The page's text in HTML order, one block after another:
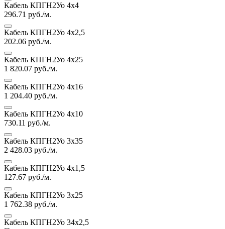
Кабель КПГН2Уо 4х4
296.71 руб./м.
Кабель КПГН2Уо 4х2,5
202.06 руб./м.
Кабель КПГН2Уо 4х25
1 820.07 руб./м.
Кабель КПГН2Уо 4х16
1 204.40 руб./м.
Кабель КПГН2Уо 4х10
730.11 руб./м.
Кабель КПГН2Уо 3х35
2 428.03 руб./м.
Кабель КПГН2Уо 4х1,5
127.67 руб./м.
Кабель КПГН2Уо 3х25
1 762.38 руб./м.
Кабель КПГН2Уо 34х2,5